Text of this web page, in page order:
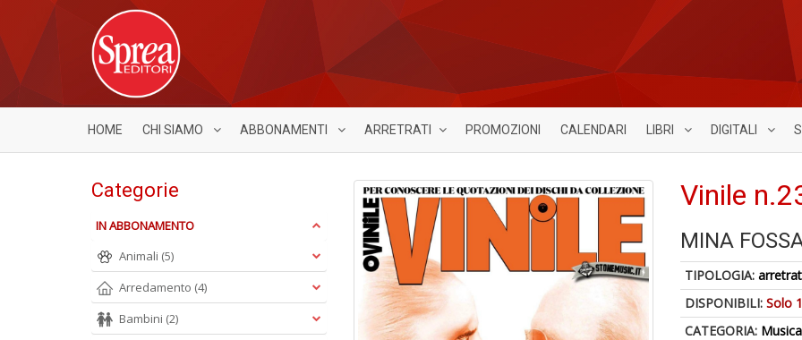
HOME CHI SIAMO ABBONAMENTI ARRETRATI PROMOZIONI CALENDARI LIBRI DIGITALI
Vinile
MINA
TIPOLOGIA:
DISPONIBILI:Solo
CATEGORIA: Musica
Categorie
IN ABBONAMENTO
Animali (5)
Arredamento (4)
Bambini (2)